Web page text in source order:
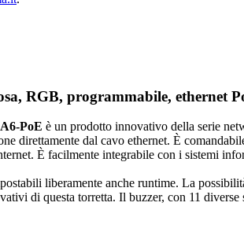
RGB, programmabile, ethernet
PoE è un prodotto innovativo della serie
direttamente dal cavo ethernet. È
È facilmente integrabile con i sistemi
liberamente anche runtime. La
di questa torretta. Il buzzer, con 11